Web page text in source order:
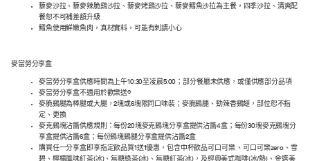
藜麥沙拉、藜麥辣脆鷄沙拉、藜麥烤鷄沙拉、藜麥鱈魚沙拉為主餐，四季沙拉、清爽配
餐恕不可補差額升級
鱈魚使用鮮嫩魚肉，真材實料，可能有刺請小心
麥當勞分享盒
麥當勞分享盒供應時間為上午10:30至凌晨5:00；部分餐廳未供應，或僅供應部分品項
麥當勞分享盒不適用於歡樂送®
麥脆鷄腿為棒腿或大腿，2塊或6塊限同口味裝；麥脆鷄腿、勁辣香鷄翅，部位恕不指
定、更換
麥克鷄塊沾醬供應規則：每份20塊麥克鷄塊分享盒提供沾醬4盒；每份30塊麥克鷄塊分
享盒提供沾醬6盒；每份鷄塊鷄腿分享盒提供沾醬2盒
購買任一分享盒即享指定飲品買1送1優惠，包含中杯飲品可口可樂 、可口可樂zero、雪
碧、檸檬風味紅茶(冰)、無糖綠茶(冰)、無糖紅茶(冰)，及經典美式咖啡(冰/熱)、金選美